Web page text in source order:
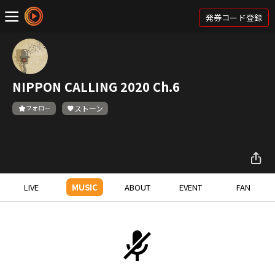
発券コード登録
NIPPON CALLING 2020 Ch.6
フォロー ストーン
LIVE MUSIC ABOUT EVENT FAN